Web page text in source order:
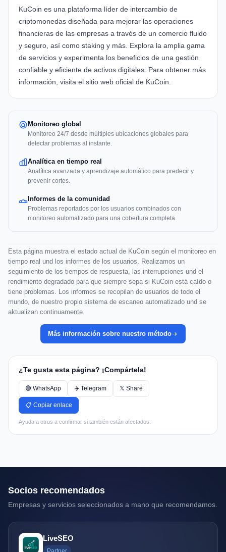
KuCoin es una plataforma líder de intercambio de
criptomonedas diseñada para mejorar las operaciones
financieras de las empresas a través de un comercio fluido
y seguro, así como staking y más. Explora la amplia gama
de servicios y experimenta los beneficios de una gestión
confiable y eficiente de activos digitales. Para obtener más
información, visita el sitio web oficial de KuCoin.
Monitoreo global
Monitoreo 24/7 desde múltiples ubicaciones globales para
detectar problemas al instante.
Analítica en tiempo real
Analítica avanzada y aprendizaje automático para predecir y
prevenir cortes.
Informes de la comunidad
Problemas reportados por los usuarios combinados con
monitoreo automatizado para una cobertura completa.
Esta página muestra el estado actual de KuCoin según el monitoreo en
tiempo real und los informes de los usuarios. Realizamos un
seguimiento de los tiempos de respuesta, las interrupciones und el
rendimiento degradado para que siempre sepa si KuCoin está caído o
tiene problemas. Los informes se recopilan de usuarios de todo el
mundo, de nuestro propio sistema de escaneo automatizado und se
aktualizan continuamente.
Más información sobre nuestro método
¿Te gusta esta página? ¡Compártela!
🟢 WhatsApp ✈️ Telegram 𝕏 Share
📋 Copiar enlace
Ayuda a otros a confirmar si también están afectados.
Socios recomendados
Empresas y servicios seleccionados a mano que recomendamos.
LiveSEO